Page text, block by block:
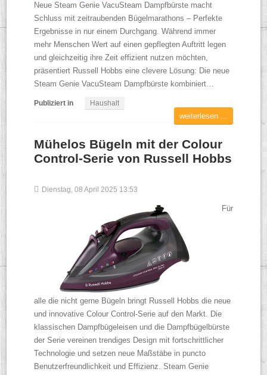
Neue Steam Genie VacuSteam Dampfbürste macht
Schluss mit zeitraubenden Bügelmarathons – Perfekte
Ergebnisse in nur einem Durchgang. Während immer
mehr Menschen Wert auf einen gepflegten Auftritt legen
und gleichzeitig ihre Zeit effizient nutzen möchten,
präsentiert Russell Hobbs eine clevere Lösung: Die neue
Steam Genie VacuSteam Dampfbürste kombiniert…
Publiziert in Haushalt
weiterlesen ...
Mühelos Bügeln mit der Colour
Control-Serie von Russell Hobbs
Dienstag, 08 April 2025 13:53
Für
alle die nicht gerne Bügeln bringt Russell Hobbs die neue
und innovative Colour Control-Serie auf den Markt. Die
klassischen Dampfbügeleisen und die Dampfbügelbürste
der Serie vereinen trendiges Design mit fortschrittlicher
Technologie und setzen neue Maßstäbe in puncto
Benutzerfreundlichkeit und Effizienz. Steam Genie